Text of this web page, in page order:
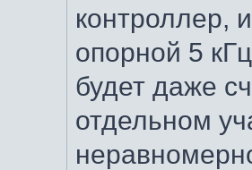
контроллер,
опорной 5
будет даже
отдельном